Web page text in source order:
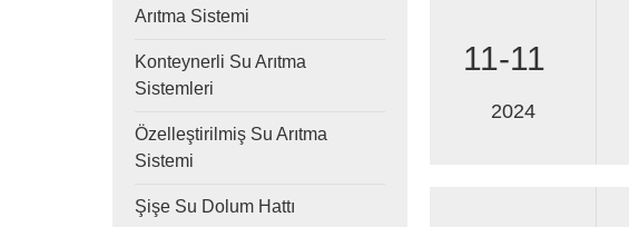
Arıtma Sistemi
Konteynerli Su Arıtma
Sistemleri
Özelleştirilmiş Su Arıtma
Sistemi
Şişe Su Dolum Hattı
11-11
2024